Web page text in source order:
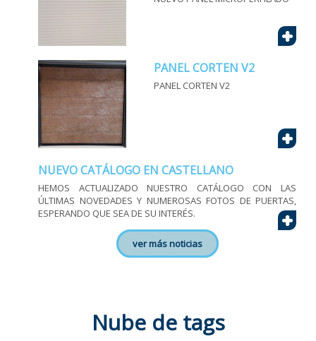
+
PANEL CORTEN V2
PANEL CORTEN V2
+
NUEVO CATÁLOGO EN CASTELLANO
HEMOS ACTUALIZADO NUESTRO CATÁLOGO CON LAS
ÚLTIMAS NOVEDADES Y NUMEROSAS FOTOS DE PUERTAS,
ESPERANDO QUE SEA DE SU INTERÉS.
+
ver más noticias
Nube de tags